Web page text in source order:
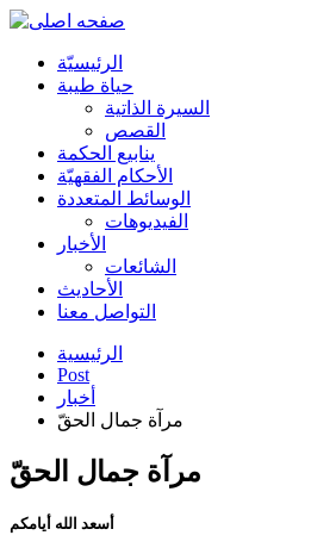
الرئیسیّة
حياة طيبة
السيرة الذاتية
القصص
ينابيع الحكمة
الأحکام الفقهیّة
الوسائط المتعددة
الفیدیوهات
الأخبار
الشائعات
الأحادیث
التواصل معنا
الرئيسية
Post
أخبار
مرآة جمال الحقّ
مرآة جمال الحقّ
أسعد الله أيامكم